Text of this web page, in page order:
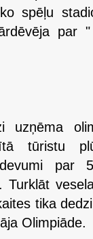
spēļu
par
uzņēma
tūristu
par
Turklāt
tika
Olimpiāde.